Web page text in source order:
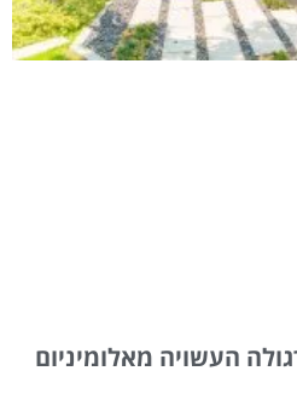
העשויה מאלומיניום